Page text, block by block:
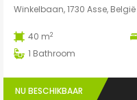
Winkelbaan, 1730 Asse, België
40 m2
1 Bathroom
NU BESCHIKBAAR